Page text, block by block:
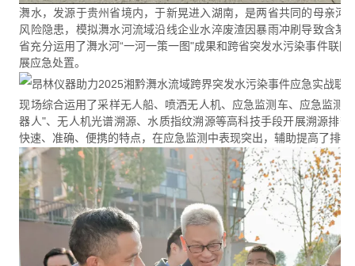
㵲水，发源于贵州省境内，于新晃进入湖南，是两省共同的母亲河
风险隐患，模拟㵲水河流域沿线企业水淬废渣因暴雨冲刷导致含某
省充分运用了㵲水河“一河一策一图"成果和跨省突发水污染事件联
展应急处置。
现场综合运用了采样无人船、喷洒无人机、应急监测车、应急监测
器人"、无人机光谱溯源、水质指纹溯源等高科技手段开展溯源排
快速、准确、便携的特点，在应急监测中表现突出，辅助提高了排